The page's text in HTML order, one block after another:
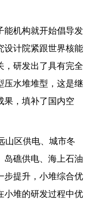
能机构就开始倡导发
设计院紧跟世界核能
，研发出了具有完全
压水堆堆型，这是继
果，填补了国内空
山区供电、城市冬
岛礁供电、海上石油
步提升，小堆综合优
小堆的研发过程中优